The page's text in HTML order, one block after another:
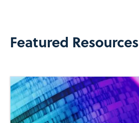
Featured Resources